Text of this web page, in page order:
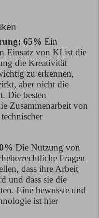
65% Ein
Einsatz von KI ist die
die Kreativität
zu erkennen,
aber nicht die
Die besten
Zusammenarbeit von
Die Nutzung von
Fragen
dass ihre Arbeit
und dass sie die
Eine bewusste und
ist hier